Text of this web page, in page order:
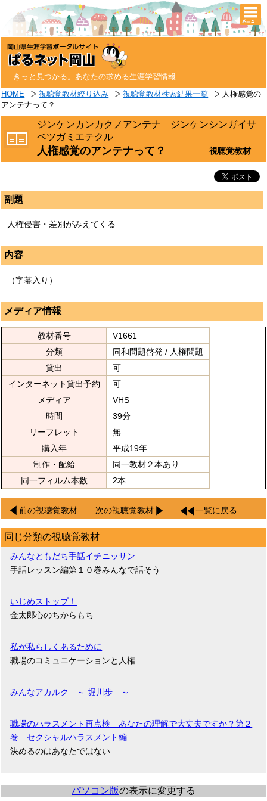
きっと見つかる。あなたの求める生涯学習情報
HOME 視聴覚教材絞り込み 視聴覚教材検索結果一覧
人権感覚の
アンテナって？
ジンケンカンカクノアンテナ ジンケンシンガイサ
ベツガミエテクル
人権感覚のアンテナって？ 視聴覚教材
副題
人権侵害・差別がみえてくる
内容
（字幕入り）
メディア情報
教材番号
V1661
分類
同和問題啓発 / 人権問題
貸出
可
インターネット貸出予約
可
メディア
VHS
時間
39分
リーフレット
無
購入年
平成19年
制作・配給
同一教材２本あり
同一フィルム本数
2本
前の視聴覚教材 次の視聴覚教材 一覧に戻る
同じ分類の視聴覚教材
みんなともだち手話イチニッサン
手話レッスン編第１０巻みんなで話そう
いじめストップ！
金太郎心のちからもち
私が私らしくあるために
職場のコミュニケーションと人権
みんなアカルク ～ 堀川歩 ～
職場のハラスメント再点検 あなたの理解で大丈夫ですか？第２
巻 セクシャルハラスメント編
決めるのはあなたではない
パソコン版の表示に変更する